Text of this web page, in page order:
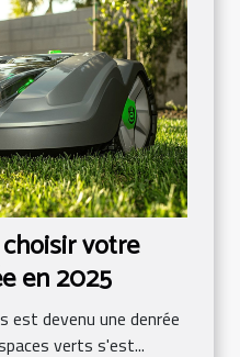
votre
en 2025
est devenu une denrée
verts s'est...